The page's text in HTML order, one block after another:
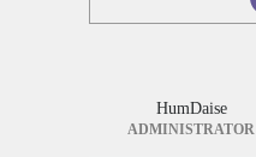
HumDaise
ADMINISTRATOR